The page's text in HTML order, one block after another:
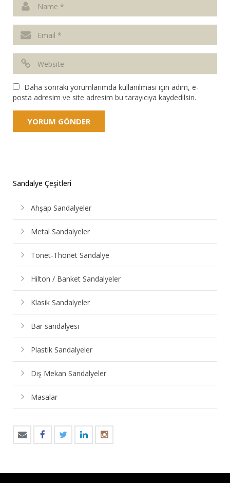
Daha sonraki yorumlarımda kullanılması için adım, e-
posta adresim ve site adresim bu tarayıcıya kaydedilsin.
Sandalye Çeşitleri
Ahşap Sandalyeler
Metal Sandalyeler
Tonet-Thonet Sandalye
Hilton / Banket Sandalyeler
Klasik Sandalyeler
Bar sandalyesi
Plastik Sandalyeler
Dış Mekan Sandalyeler
Masalar